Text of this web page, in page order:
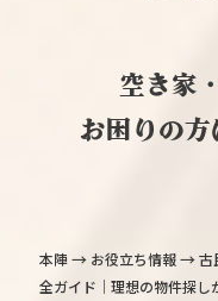
空き家
お困りの方
本陣→ お役立ち情報→古
全ガイド｜理想の物件探し